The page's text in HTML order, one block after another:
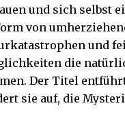
und sich selbst
von
und
die
Der Titel
sie auf, die